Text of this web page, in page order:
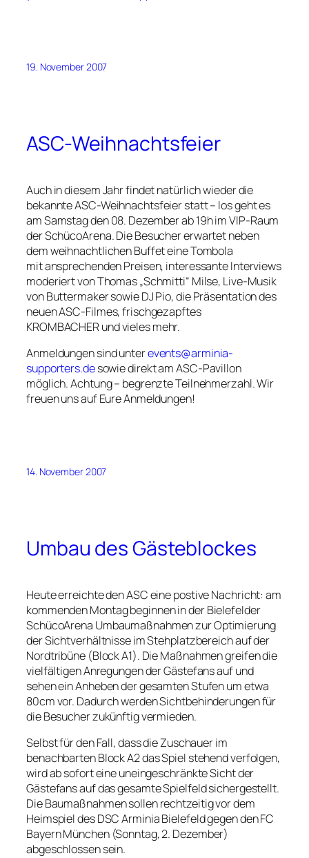
19. November 2007
ASC-Weihnachtsfeier
Auch in diesem Jahr findet natürlich wieder die
bekannte ASC-Weihnachtsfeier statt – los geht es
am Samstag den 08. Dezember ab 19h im VIP-Raum
der SchücoArena. Die Besucher erwartet neben
dem weihnachtlichen Buffet eine Tombola
mit ansprechenden Preisen, interessante Interviews
moderiert von Thomas „Schmitti“ Milse, Live-Musik
von Buttermaker sowie DJ Pio, die Präsentation des
neuen ASC-Filmes, frischgezapftes
KROMBACHER und vieles mehr.
Anmeldungen sind unterevents@arminia-
supporters.desowie direkt am ASC-Pavillon
möglich. Achtung – begrenzte Teilnehmerzahl. Wir
freuen uns auf Eure Anmeldungen!
14. November 2007
Umbau des Gästeblockes
Heute erreichte den ASC eine postive Nachricht: am
kommenden Montag beginnen in der Bielefelder
SchücoArena Umbaumaßnahmen zur Optimierung
der Sichtverhältnisse im Stehplatzbereich auf der
Nordtribüne (Block A1). Die Maßnahmen greifen die
vielfältigen Anregungen der Gästefans auf und
sehen ein Anheben der gesamten Stufen um etwa
80cm vor. Dadurch werden Sichtbehinderungen für
die Besucher zukünftig vermieden.
Selbst für den Fall, dass die Zuschauer im
benachbarten Block A2 das Spiel stehend verfolgen,
wird ab sofort eine uneingeschränkte Sicht der
Gästefans auf das gesamte Spielfeld sichergestellt.
Die Baumaßnahmen sollen rechtzeitig vor dem
Heimspiel des DSC Arminia Bielefeld gegen den FC
Bayern München (Sonntag, 2. Dezember)
abgeschlossen sein.